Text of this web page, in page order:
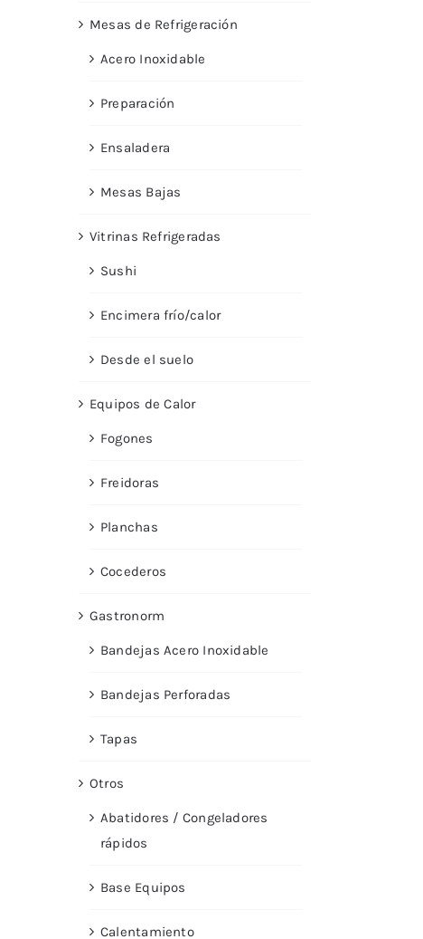
Mesas de Refrigeración
Acero Inoxidable
Preparación
Ensaladera
Mesas Bajas
Vitrinas Refrigeradas
Sushi
Encimera frío/calor
Desde el suelo
Equipos de Calor
Fogones
Freidoras
Planchas
Cocederos
Gastronorm
Bandejas Acero Inoxidable
Bandejas Perforadas
Tapas
Otros
Abatidores / Congeladores
rápidos
Base Equipos
Calentamiento